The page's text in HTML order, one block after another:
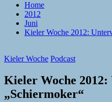
Home
2012
Juni
Kieler Woche 2012:
Kieler Woche Podcast
Kieler Woche 2012:
„Schiermoker“